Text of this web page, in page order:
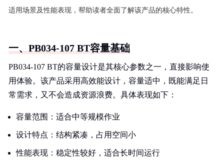
适用场景及性能表现，帮助读者全面了解该产品的核心特性。
一、PB034-107 BT容量基础
PB034-107 BT的容量设计是其核心参数之一，直接影响使
用体验。该产品采用高效能设计，容量适中，既能满足日
常需求，又不会造成资源浪费。具体表现如下：
容量范围：适合中等规模作业
设计特点：结构紧凑，占用空间小
性能表现：稳定性较好，适合长时间运行